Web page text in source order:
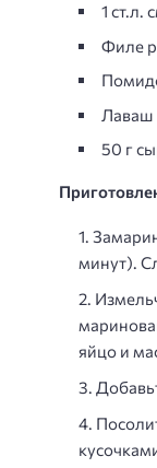
1 ст.л.
Филе
Лаваш
50 г
минут).
яйцо и